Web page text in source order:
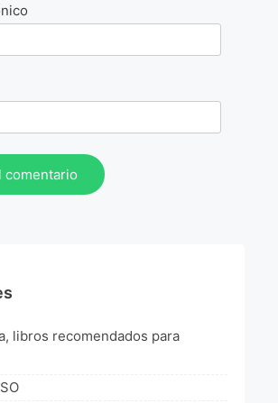
libros recomendados para